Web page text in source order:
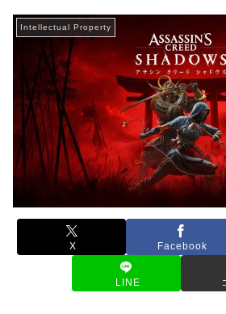
Intellectual Property
X Facebook
LINE